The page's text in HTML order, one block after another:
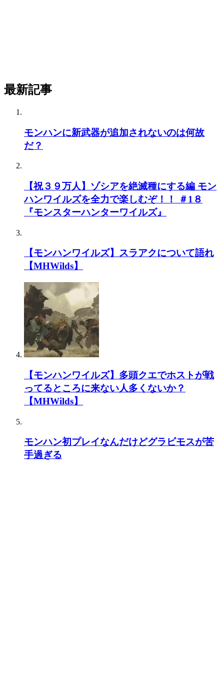
最新記事
モンハンに新武器が追加されないのは何故
だ？
【祝３９万人】ゾシアを絶滅種にする編 モン
ハンワイルズを全力で楽しむぞ！！ ＃1８
『モンスターハンターワイルズ』
【モンハンワイルズ】スラアクについて語れ
【MHWilds】
【モンハンワイルズ】多頭クエでホストが戦
ってるところに来ない人多くないか？
【MHWilds】
モンハン初プレイなんだけどグラビモスが苦
手過ぎる